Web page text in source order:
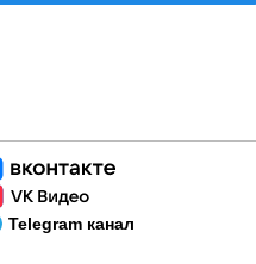
Telegram канал